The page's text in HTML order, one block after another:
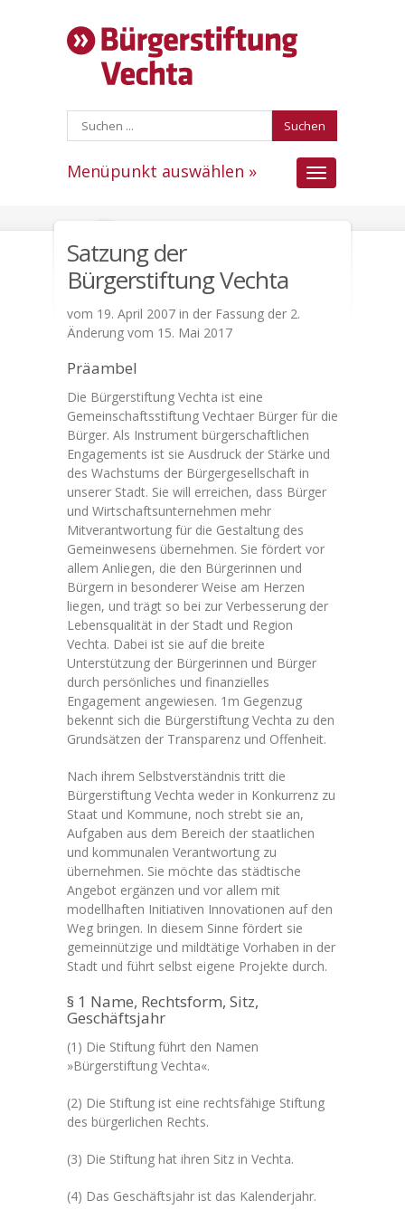
Suchen
Menüpunkt auswählen »
Menüpunkt
auswählen
Satzung der
Bürgerstiftung Vechta
vom 19. April 2007 in der Fassung der 2.
Änderung vom 15. Mai 2017
Präambel
Die Bürgerstiftung Vechta ist eine
Gemeinschaftsstiftung Vechtaer Bürger für die
Bürger. Als Instrument bürgerschaftlichen
Engagements ist sie Ausdruck der Stärke und
des Wachstums der Bürgergesellschaft in
unserer Stadt. Sie will erreichen, dass Bürger
und Wirtschaftsunternehmen mehr
Mitverantwortung für die Gestaltung des
Gemeinwesens übernehmen. Sie fördert vor
allem Anliegen, die den Bürgerinnen und
Bürgern in besonderer Weise am Herzen
liegen, und trägt so bei zur Verbesserung der
Lebensqualität in der Stadt und Region
Vechta. Dabei ist sie auf die breite
Unterstützung der Bürgerinnen und Bürger
durch persönliches und finanzielles
Engagement angewiesen. 1m Gegenzug
bekennt sich die Bürgerstiftung Vechta zu den
Grundsätzen der Transparenz und Offenheit.
Nach ihrem Selbstverständnis tritt die
Bürgerstiftung Vechta weder in Konkurrenz zu
Staat und Kommune, noch strebt sie an,
Aufgaben aus dem Bereich der staatlichen
und kommunalen Verantwortung zu
übernehmen. Sie möchte das städtische
Angebot ergänzen und vor allem mit
modellhaften Initiativen Innovationen auf den
Weg bringen. In diesem Sinne fördert sie
gemeinnützige und mildtätige Vorhaben in der
Stadt und führt selbst eigene Projekte durch.
§ 1 Name, Rechtsform, Sitz,
Geschäftsjahr
(1) Die Stiftung führt den Namen
»Bürgerstiftung Vechta«.
(2) Die Stiftung ist eine rechtsfähige Stiftung
des bürgerlichen Rechts.
(3) Die Stiftung hat ihren Sitz in Vechta.
(4) Das Geschäftsjahr ist das Kalenderjahr.